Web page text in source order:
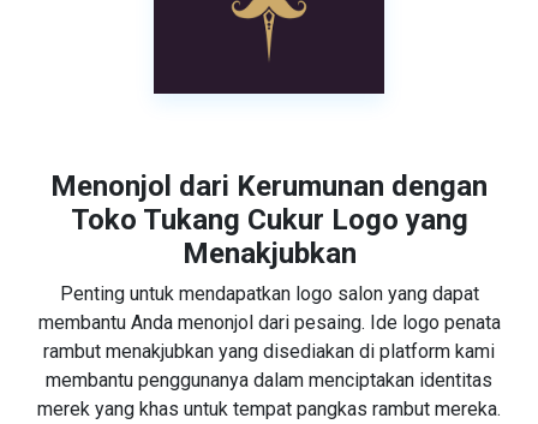
Menonjol dari Kerumunan dengan
Toko Tukang Cukur Logo yang
Menakjubkan
Penting untuk mendapatkan logo salon yang dapat
membantu Anda menonjol dari pesaing. Ide logo penata
rambut menakjubkan yang disediakan di platform kami
membantu penggunanya dalam menciptakan identitas
merek yang khas untuk tempat pangkas rambut mereka.